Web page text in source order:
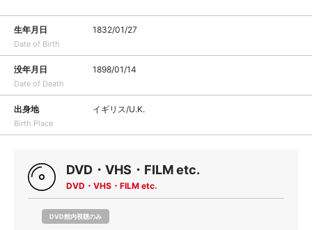
生年月日
Date of Birth
1832/01/27
没年月日
Date of Death
1898/01/14
出身地
Birth Place
イギリス/U.K.
DVD・VHS・FILM etc.
DVD・VHS・FILM etc.
DVD館内視聴のみ